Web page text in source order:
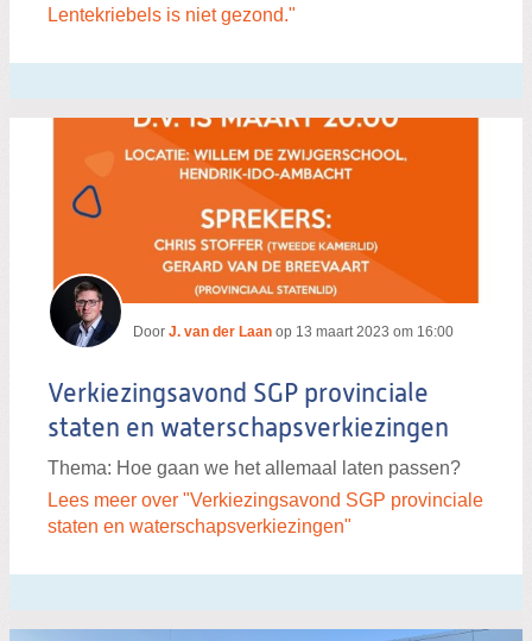
Lentekriebels is niet gezond."
Door J. van der Laan op 13 maart 2023 om 16:00
Verkiezingsavond SGP provinciale
staten en waterschapsverkiezingen
Thema: Hoe gaan we het allemaal laten passen?
Lees meer over "Verkiezingsavond SGP provinciale
staten en waterschapsverkiezingen"